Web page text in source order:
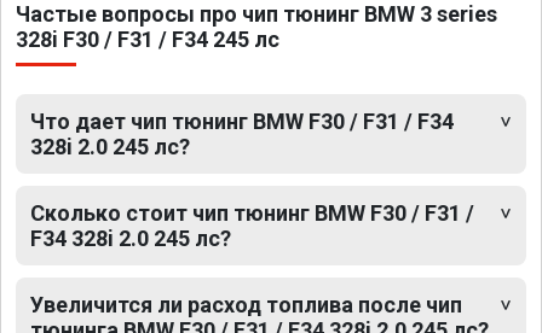
Частые вопросы про чип тюнинг BMW 3 series
328i F30 / F31 / F34 245 лс
Что дает чип тюнинг BMW F30 / F31 / F34
328i 2.0 245 лс?
Сколько стоит чип тюнинг BMW F30 / F31 /
F34 328i 2.0 245 лс?
Увеличится ли расход топлива после чип